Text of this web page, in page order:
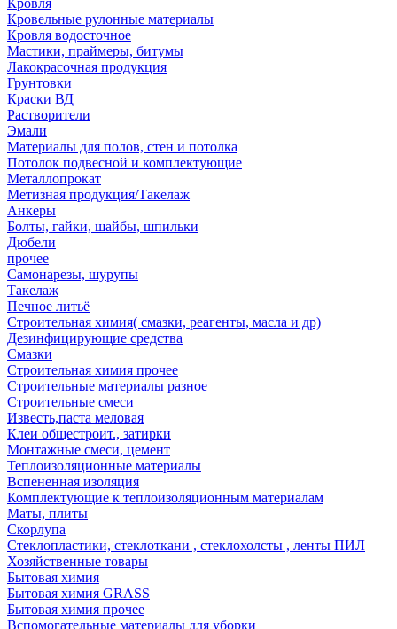
Кровля
Кровельные рулонные материалы
Кровля водосточное
Мастики, праймеры, битумы
Лакокрасочная продукция
Грунтовки
Краски ВД
Растворители
Эмали
Материалы для полов, стен и потолка
Потолок подвесной и комплектующие
Металлопрокат
Метизная продукция/Такелаж
Анкеры
Болты, гайки, шайбы, шпильки
Дюбели
прочее
Самонарезы, шурупы
Такелаж
Печное литьё
Строительная химия( смазки, реагенты, масла и др)
Дезинфицирующие средства
Смазки
Строительная химия прочее
Строительные материалы разное
Строительные смеси
Известь,паста меловая
Клеи общестроит., затирки
Монтажные смеси, цемент
Теплоизоляционные материалы
Вспененная изоляция
Комплектующие к теплоизоляционным материалам
Маты, плиты
Скорлупа
Стеклопластики, стеклоткани , стеклохолсты , ленты ПИЛ
Хозяйственные товары
Бытовая химия
Бытовая химия GRASS
Бытовая химия прочее
Вспомогательные материалы для уборки